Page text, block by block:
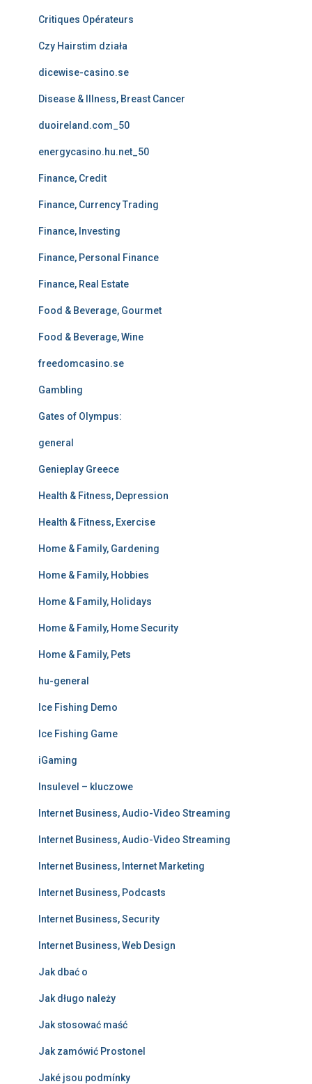
Critiques Opérateurs
Czy Hairstim działa
dicewise-casino.se
Disease & Illness, Breast Cancer
duoireland.com_50
energycasino.hu.net_50
Finance, Credit
Finance, Currency Trading
Finance, Investing
Finance, Personal Finance
Finance, Real Estate
Food & Beverage, Gourmet
Food & Beverage, Wine
freedomcasino.se
Gambling
Gates of Olympus:
general
Genieplay Greece
Health & Fitness, Depression
Health & Fitness, Exercise
Home & Family, Gardening
Home & Family, Hobbies
Home & Family, Holidays
Home & Family, Home Security
Home & Family, Pets
hu-general
Ice Fishing Demo
Ice Fishing Game
iGaming
Insulevel – kluczowe
Internet Business, Audio-Video Streaming
Internet Business, Audio-Video Streaming
Internet Business, Internet Marketing
Internet Business, Podcasts
Internet Business, Security
Internet Business, Web Design
Jak dbać o
Jak długo należy
Jak stosować maść
Jak zamówić Prostonel
Jaké jsou podmínky